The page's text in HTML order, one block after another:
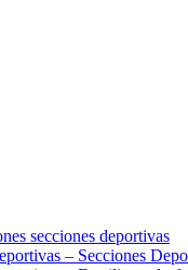
secciones deportivas
– Secciones